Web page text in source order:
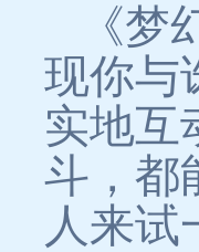
《
现你与
实地互
斗，都
人来